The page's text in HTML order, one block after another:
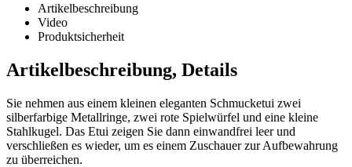
Artikelbeschreibung
Video
Produktsicherheit
Artikelbeschreibung, Details
Sie nehmen aus einem kleinen eleganten Schmucketui zwei
silberfarbige Metallringe, zwei rote Spielwürfel und eine kleine
Stahlkugel. Das Etui zeigen Sie dann einwandfrei leer und
verschließen es wieder, um es einem Zuschauer zur Aufbewahrung
zu überreichen.